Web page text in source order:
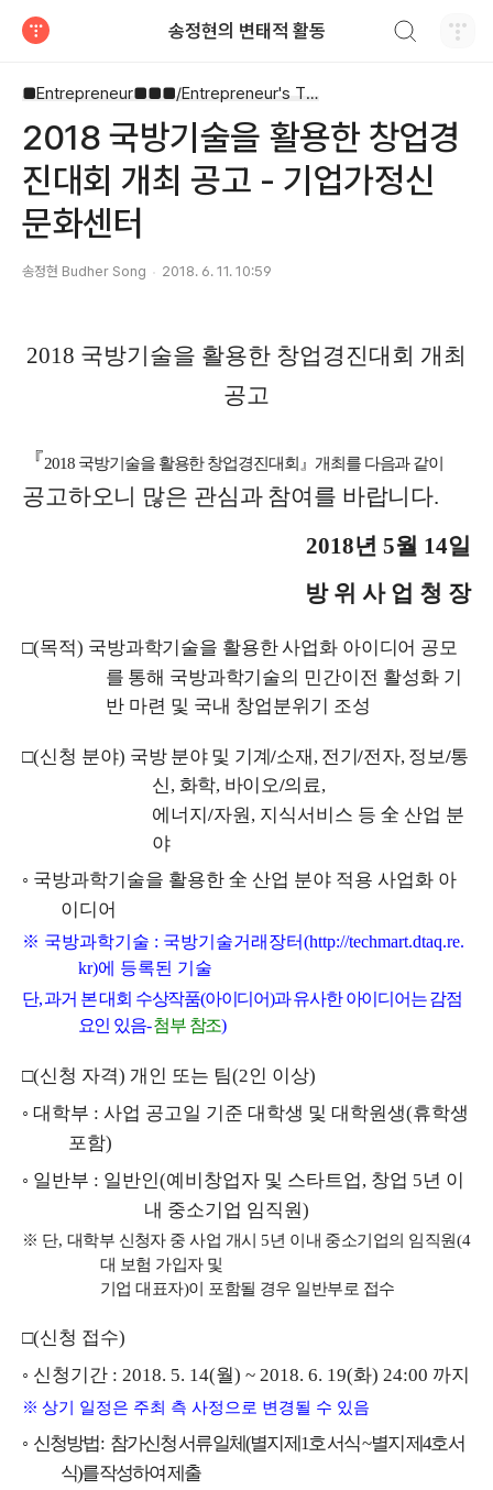
송정현의 변태적 활동
■Entrepreneur■■■/Entrepreneur's Timetable
2018 국방기술을 활용한 창업경
진대회 개최 공고 - 기업가정신
문화센터
송정현 Budher Song 2018. 6. 11. 10:59
2018 국방기술을 활용한 창업경진대회 개최
공고
『2018 국방기술을 활용한 창업경진대회 』 개최를 다음과 같이
공고하오니 많은 관심과 참여를 바랍니다.
2018년 5월 14일
방 위 사 업 청 장
□(목적) 국방과학기술을 활용한 사업화 아이디어 공모
를 통해 국방과학기술의 민간이전 활성화 기
반 마련 및 국내 창업분위기 조성
□(신청 분야) 국방 분야 및 기계/소재 , 전기/전자, 정보/통
신 , 화학, 바이오/의료,
에너지/자원 , 지식서비스 등全산업 분
야
◦ 국방과학기술을 활용한 全 산업 분야 적용 사업화 아
이디어
※ 국방과학기술 : 국방기술거래장터(http://techmart.dtaq.re.
kr)에 등록된 기술
단,과거 본 대회 수상작품(아이디어)과 유사한 아이디어는 감점
요인 있음-첨부 참조)
□(신청 자격) 개인 또는 팀(2인 이상)
◦ 대학부 : 사업 공고일 기준 대학생 및 대학원생(휴학생
포함)
◦ 일반부 : 일반인(예비창업자 및 스타트업, 창업 5년 이
내 중소기업 임직원)
※ 단, 대학부 신청자 중 사업 개시5년 이내 중소기업의 임직원(4
대 보험 가입자 및
기업 대표자)이 포함될 경우 일반부로 접수
□(신청 접수)
◦ 신청기간 : 2018. 5. 14(월) ~ 2018. 6. 19(화) 24:00 까지
※상기 일정은 주최 측 사정으로 변경될 수 있음
◦ 신청방법: 참가신청 서류 일체(별지 제1호 서식~별지 제4호 서
식)를 작성하여 제출